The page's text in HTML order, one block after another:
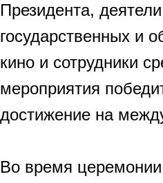
Президента,
государственных и
кино и сотрудники
мероприятия
достижение на
Во время церемонии